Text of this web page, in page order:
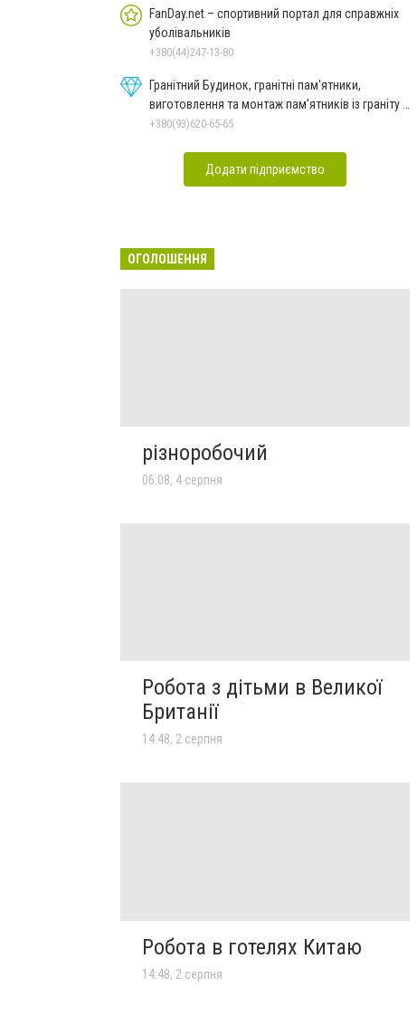
FanDay.net – спортивний портал для справжніх
уболівальників
+380(44)247-13-80
Гранітний Будинок, гранітні пам'ятники,
виготовлення та монтаж пам'ятників із граніту в
Миколаєві
+380(93)620-65-65
Додати підприємство
ОГОЛОШЕННЯ
різноробочий
06:08, 4 серпня
Робота з дітьми в Великої
Британії
14:48, 2 серпня
Робота в готелях Китаю
14:48, 2 серпня